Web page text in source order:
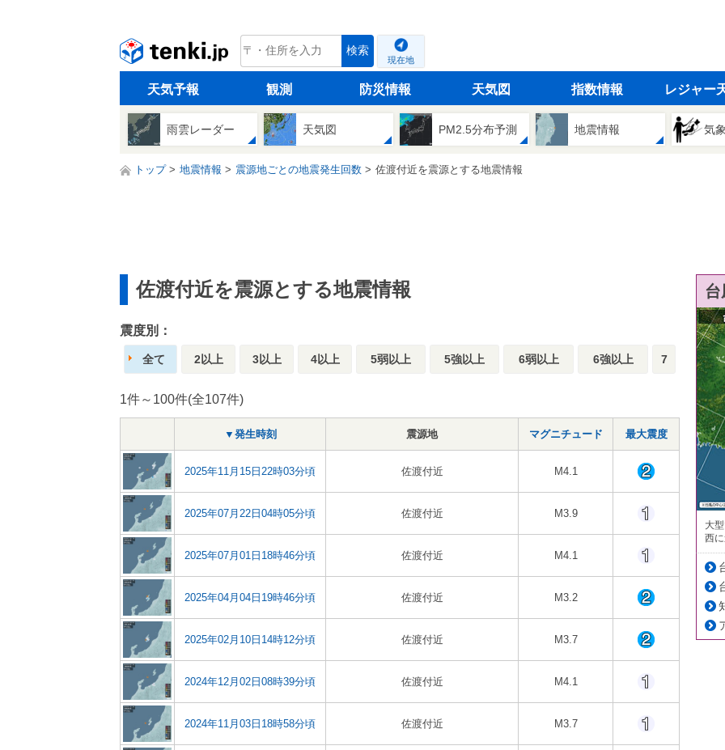
tenki.jp 検索
現在地
天気予報 観測 防災情報 天気図 指数情報 レジャー
雨雲レーダー 天気図 PM2.5分布予測 地震情報 気
トップ 地震情報 震源地ごとの地震発生回数 佐渡付近を震源とする地震情報
佐渡付近を震源とする地震情報
震度別：
全て 2以上 3以上 4以上 5弱以上 5強以上 6弱以上 6強以上 7
1件～100件(全107件)
▼発生時刻 震源地 マグニチュード 最大震度
2025年11月15日22時03分頃 佐渡付近 M4.1
2025年07月22日04時05分頃 佐渡付近 M3.9
2025年07月01日18時46分頃 佐渡付近 M4.1
2025年04月04日19時46分頃 佐渡付近 M3.2
2025年02月10日14時12分頃 佐渡付近 M3.7
2024年12月02日08時39分頃 佐渡付近 M4.1
2024年11月03日18時58分頃 佐渡付近 M3.7
大
西